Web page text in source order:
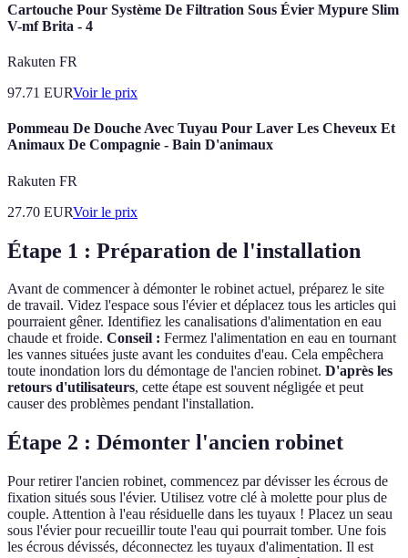
Cartouche Pour Système De Filtration Sous Évier Mypure Slim
V-mf Brita - 4
Rakuten FR
97.71 EURVoir le prix
Pommeau De Douche Avec Tuyau Pour Laver Les Cheveux Et
Animaux De Compagnie - Bain D'animaux
Rakuten FR
27.70 EURVoir le prix
Étape 1 : Préparation de l'installation
Avant de commencer à démonter le robinet actuel, préparez le site
de travail. Videz l'espace sous l'évier et déplacez tous les articles qui
pourraient gêner. Identifiez les canalisations d'alimentation en eau
chaude et froide. Conseil : Fermez l'alimentation en eau en tournant
les vannes situées juste avant les conduites d'eau. Cela empêchera
toute inondation lors du démontage de l'ancien robinet. D'après les
retours d'utilisateurs, cette étape est souvent négligée et peut
causer des problèmes pendant l'installation.
Étape 2 : Démonter l'ancien robinet
Pour retirer l'ancien robinet, commencez par dévisser les écrous de
fixation situés sous l'évier. Utilisez votre clé à molette pour plus de
couple. Attention à l'eau résiduelle dans les tuyaux ! Placez un seau
sous l'évier pour recueillir toute l'eau qui pourrait tomber. Une fois
les écrous dévissés, déconnectez les tuyaux d'alimentation. Il est